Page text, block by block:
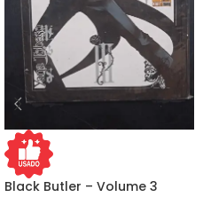
Black Butler – Volume 3